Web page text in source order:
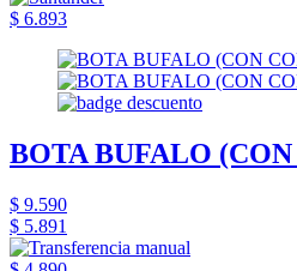
$ 6.893
BOTA BUFALO
$ 9.590
$ 5.891